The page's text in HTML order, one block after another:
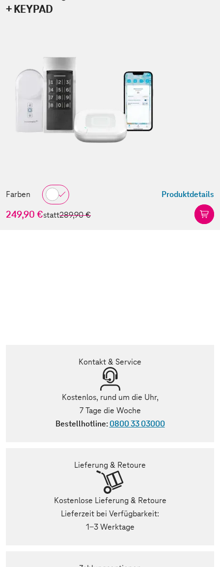
+ KEYPAD
Farben Produktdetails
249,90 €statt289,90 €
Kontakt & Service
Kostenlos, rund um die Uhr,
7 Tage die Woche
Bestellhotline:0800 33 03000
Lieferung & Retoure
Kostenlose Lieferung & Retoure
Lieferzeit bei Verfügbarkeit:
1-3 Werktage